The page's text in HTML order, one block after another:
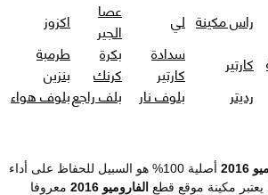
راس مكينة لي
عصا
الجير
اكزوز
كارتير
سدادة
كارتير
بكرة
كرنك
طرمبة
بنزين
رديتر بلوف نار بلف راجعبلوف هواء
أصلية 100% هو السبيل للحفاظ على أداء
. يعتبر مكينة موقع قطع الفاروميو 2016
معروفا